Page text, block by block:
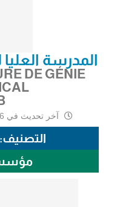
المدرسة
DE GÉNIE
آخر تحديث في
التصنيف: